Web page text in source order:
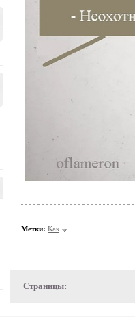
Метки: Как
Страницы: